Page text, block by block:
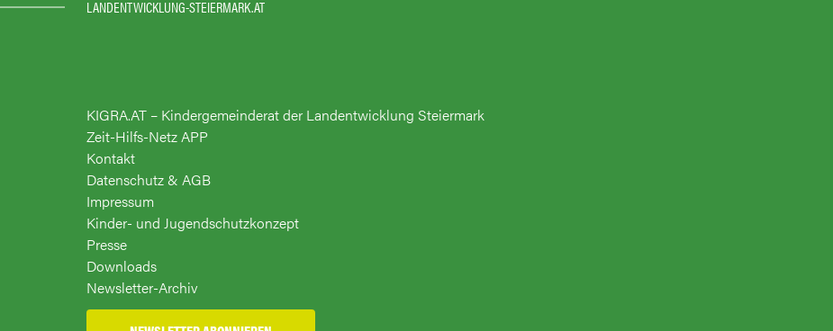
LANDENTWICKLUNG-STEIERMARK.AT
KIGRA.AT – Kindergemeinderat der Landentwicklung Steiermark
Zeit-Hilfs-Netz APP
Kontakt
Datenschutz & AGB
Impressum
Kinder- und Jugendschutzkonzept
Presse
Downloads
Newsletter-Archiv